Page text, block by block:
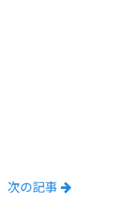
次の記事